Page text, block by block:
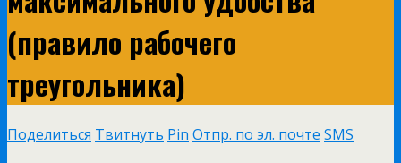
(правило рабочего
треугольника)
Поделиться Твитнуть Pin Отпр. по эл. почте SMS